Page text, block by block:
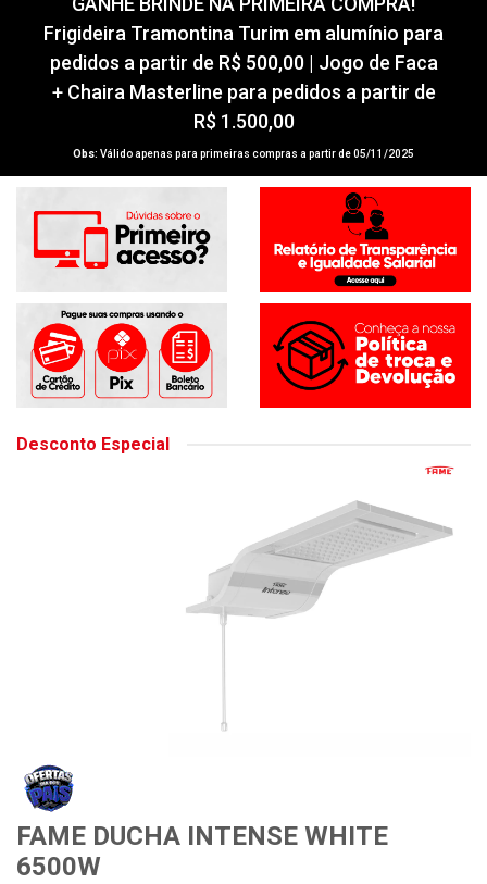
Frigideira Tramontina Turim em alumínio para
pedidos a partir de R$ 500,00 | Jogo de Faca
+ Chaira Masterline para pedidos a partir de
R$ 1.500,00
Obs: Válido apenas para primeiras compras a partir de 05/11/2025
Desconto Especial
FAME DUCHA INTENSE WHITE
6500W